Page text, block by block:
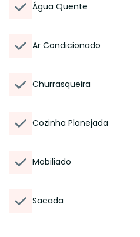
Água Quente
Ar Condicionado
Churrasqueira
Cozinha Planejada
Mobiliado
Sacada